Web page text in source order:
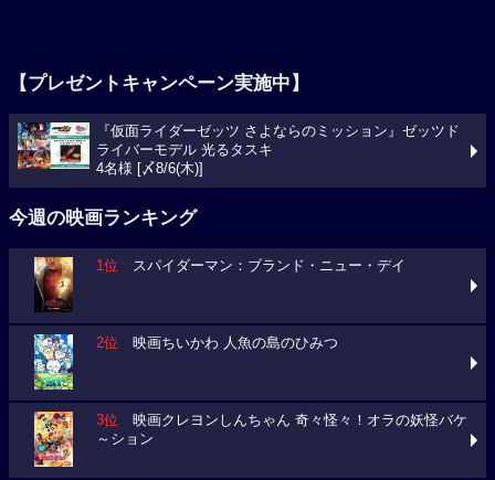
【プレゼントキャンペーン実施中】
『仮面ライダーゼッツ さよならのミッション』ゼッツド
ライバーモデル 光るタスキ
4名様 [〆8/6(木)]
今週の映画ランキング
1位 スパイダーマン：ブランド・ニュー・デイ
2位 映画ちいかわ 人魚の島のひみつ
3位 映画クレヨンしんちゃん 奇々怪々！オラの妖怪バケ
～ション